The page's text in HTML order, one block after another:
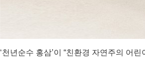
‘천년순수 홍삼’이 “친환경 자연주의 어